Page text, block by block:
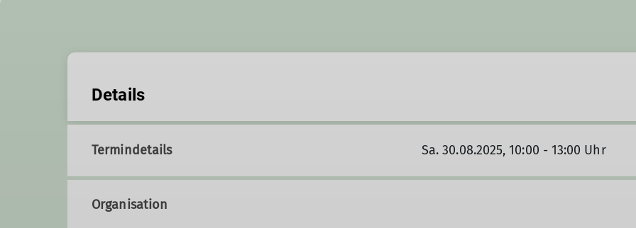
Details
Termindetails Sa. 30.08.2025, 10:00 - 13:00 Uhr
Organisation